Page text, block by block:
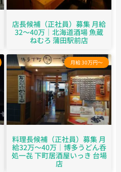
店長候補（正社員）募集 月給
32～40万｜北海道酒場 魚蔵
ねむろ 蒲田駅前店
月給 30万円～
料理長候補（正社員）募集 月
給32万～40万｜博多うどん呑
処一㐂 下町居酒屋いっき 台場
店